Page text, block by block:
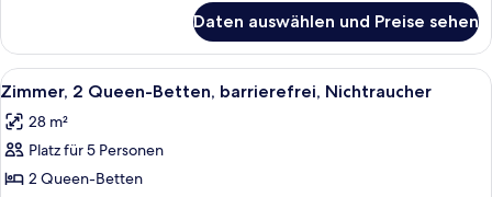
Suite)
anzeigen
2 Queen-
Betten,
Nichtraucher
Bedroom
Suite)
Daten auswählen und Preise sehen
Alle
Fotos
für
Zimmer,
2 Queen-
Ein Hotelzimmer mit zwei Betten,
9
Zimmer, 2 Queen-Betten, barrierefrei, Nichtraucher
28 m²
Platz für 5 Personen
2 Queen-Betten